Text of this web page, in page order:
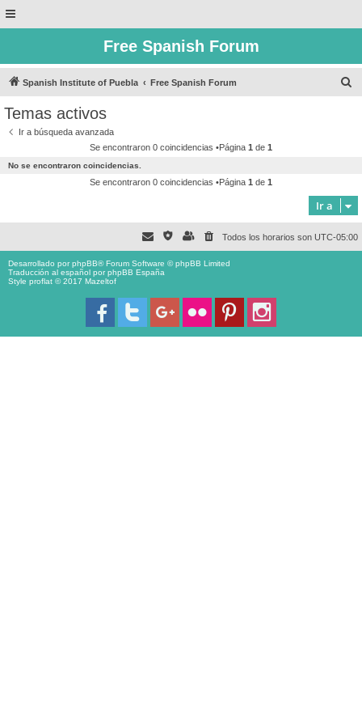
Free Spanish Forum
Spanish Institute of Puebla Free Spanish Forum
Temas activos
Ir a búsqueda avanzada
Se encontraron 0 coincidencias •Página 1 de 1
No se encontraron coincidencias.
Se encontraron 0 coincidencias •Página 1 de 1
Ir a
Todos los horarios son UTC-05:00
Desarrollado porphpBB® Forum Software © phpBB Limited
Traducción al español porphpBB España
Style proflat © 2017 Mazeltof